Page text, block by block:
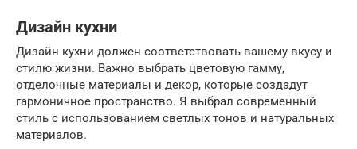
Дизайн кухни
Дизайн кухни должен соответствовать вашему вкусу и
стилю жизни. Важно выбрать цветовую гамму,
отделочные материалы и декор, которые создадут
гармоничное пространство. Я выбрал современный
стиль с использованием светлых тонов и натуральных
материалов.